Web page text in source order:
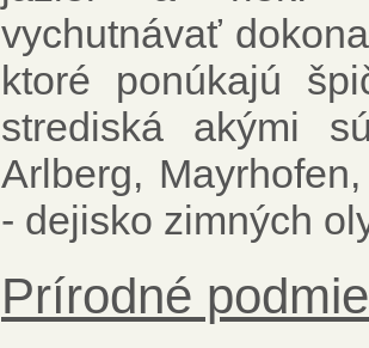
vychutnávať
ktoré ponúkajú
strediská akými
Arlberg,
- dejisko zimných
Prírodné